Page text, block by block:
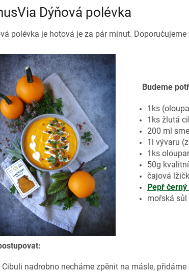
Dýňová polévka
polévka je hotová je za pár minut.
Budeme
1ks
1ks žlutá
200 ml
1l vývaru
1ks
50g
čajová
Pepř
mořská
Cibuli nadrobno necháme zpěnit na másle,